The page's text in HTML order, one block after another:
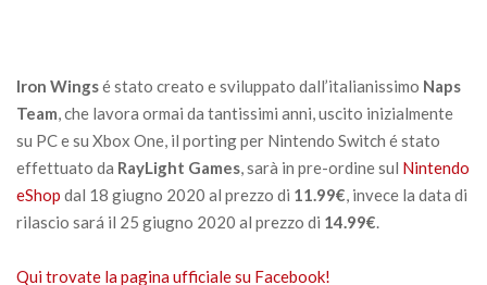
Iron Wingsé stato creato e sviluppato dall’italianissimo Naps
Team, che lavora ormai da tantissimi anni, uscito inizialmente
su PC e su Xbox One, il porting per Nintendo Switch é stato
effettuato da RayLight Games, sarà in pre-ordine sul Nintendo
eShop dal 18 giugno 2020 al prezzo di 11.99€, invece la data di
rilascio sará il 25 giugno 2020 al prezzo di 14.99€.
Qui trovate la pagina ufficiale su Facebook!